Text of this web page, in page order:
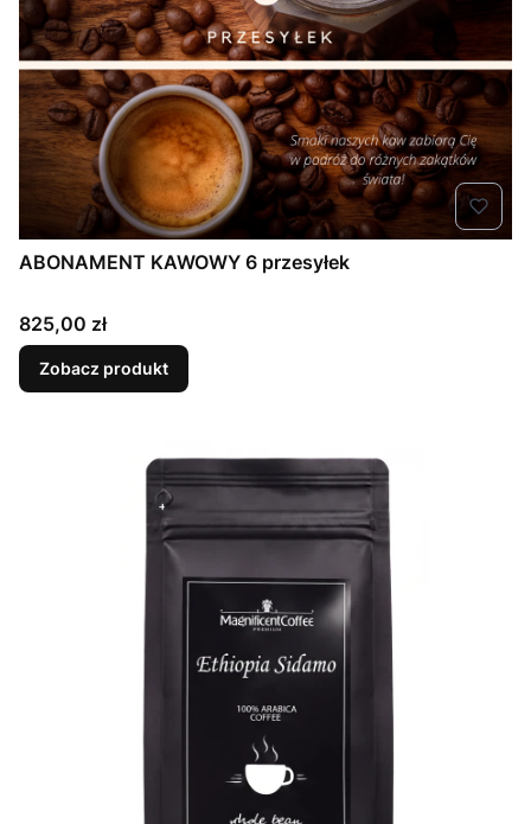
ABONAMENT KAWOWY 6 przesyłek
Cena
825,00 zł
Zobacz produkt